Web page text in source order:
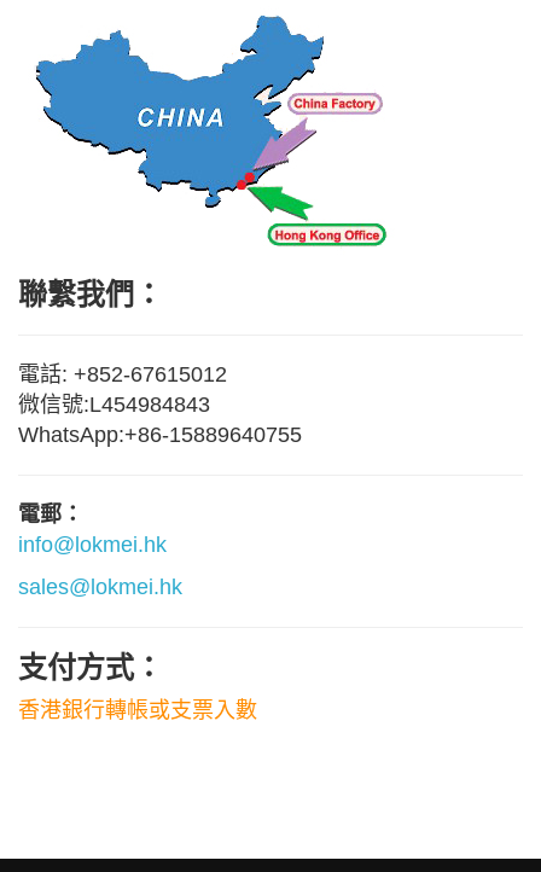
聯繫我們：
電話: +852-67615012
微信號:L454984843
WhatsApp:+86-15889640755
電郵：
info@lokmei.hk
sales@lokmei.hk
支付方式：
香港銀行轉帳或支票入數